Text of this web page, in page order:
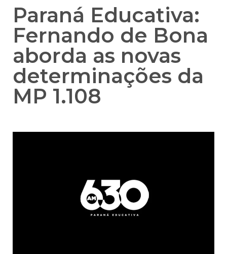
Paraná Educativa:
Fernando de Bona
aborda as novas
determinações da
MP 1.108